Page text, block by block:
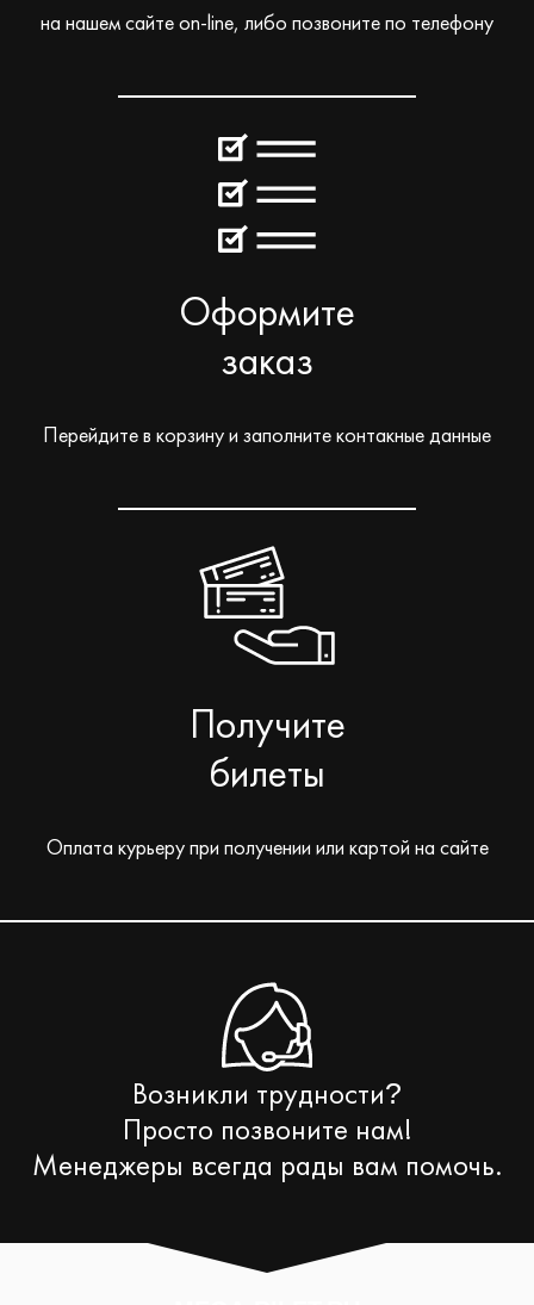
на нашем сайте on-line, либо позвоните по телефону
Оформите
заказ
Перейдите в корзину и заполните контакные данные
Получите
билеты
Оплата курьеру при получении или картой на сайте
Возникли трудности?
Просто позвоните нам!
Менеджеры всегда рады вам помочь.